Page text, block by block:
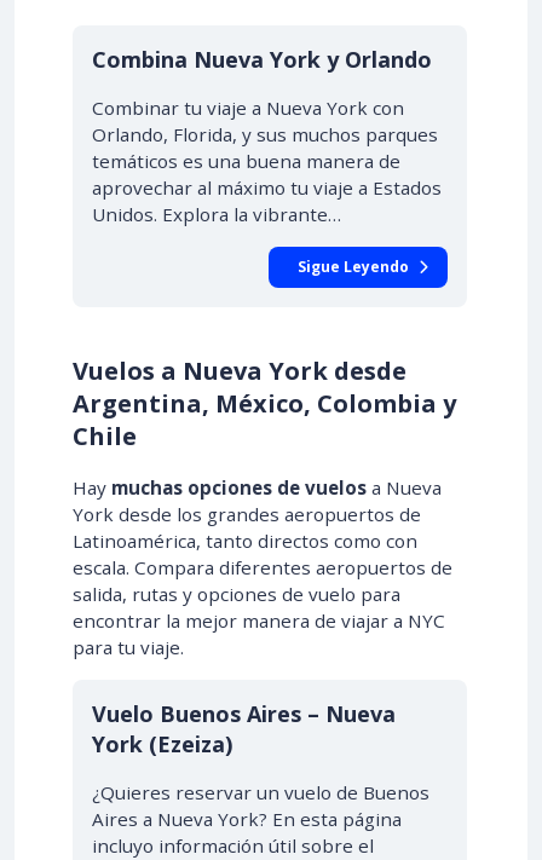
Combina Nueva York y Orlando
Combinar tu viaje a Nueva York con
Orlando, Florida, y sus muchos parques
temáticos es una buena manera de
aprovechar al máximo tu viaje a Estados
Unidos. Explora la vibrante…
Sigue Leyendo
Vuelos a Nueva York desde
Argentina, México, Colombia y
Chile
Hay muchas opciones de vuelos a Nueva
York desde los grandes aeropuertos de
Latinoamérica, tanto directos como con
escala. Compara diferentes aeropuertos de
salida, rutas y opciones de vuelo para
encontrar la mejor manera de viajar a NYC
para tu viaje.
Vuelo Buenos Aires – Nueva
York (Ezeiza)
¿Quieres reservar un vuelo de Buenos
Aires a Nueva York? En esta página
incluyo información útil sobre el